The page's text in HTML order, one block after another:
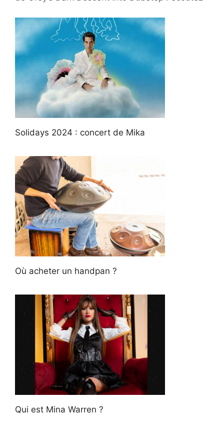
Solidays 2024 : concert de Mika
Où acheter un handpan ?
Qui est Mina Warren ?